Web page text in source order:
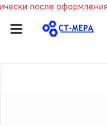
после оформления